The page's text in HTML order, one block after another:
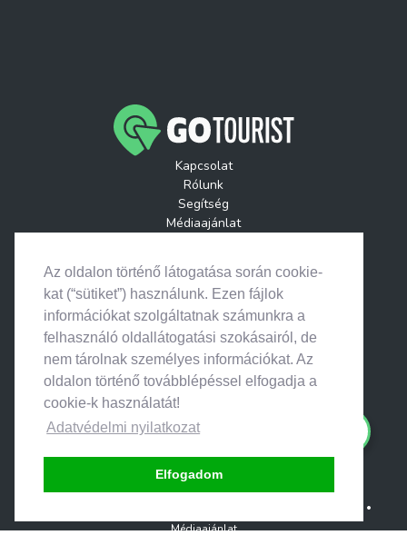
Az oldalon történő látogatása során cookie-
kat (“sütiket”) használunk. Ezen fájlok
információkat szolgáltatnak számunkra a
felhasználó oldallátogatási szokásairól, de
nem tárolnak személyes információkat. Az
oldalon történő továbblépéssel elfogadja a
cookie-k használatát!
Adatvédelmi nyilatkozat
Elfogadom
Kapcsolat
Rólunk
Segítség
Médiaajánlat
GoTourist Hírlevél
Helyszínek
Események
Útitervek
•
Médiaajánlat